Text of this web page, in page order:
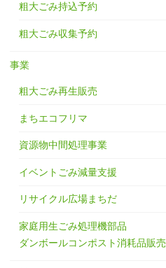
粗大ごみ持込予約
粗大ごみ収集予約
事業
粗大ごみ再生販売
まちエコフリマ
資源物中間処理事業
イベントごみ減量支援
リサイクル広場まちだ
家庭用生ごみ処理機部品
ダンボールコンポスト消耗品販売